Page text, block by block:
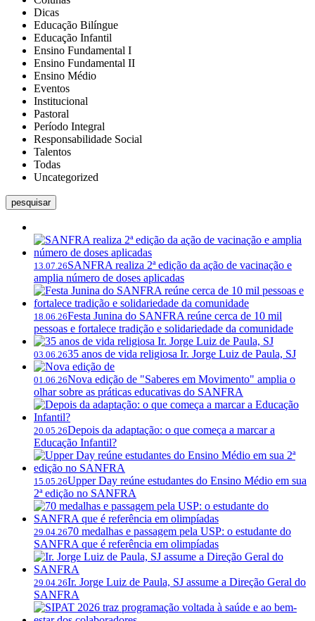
Dicas
Educação Bilíngue
Educação Infantil
Ensino Fundamental I
Ensino Fundamental II
Ensino Médio
Eventos
Institucional
Pastoral
Período Integral
Responsabilidade Social
Talentos
Todas
Uncategorized
pesquisar
13.07.26SANFRA realiza 2ª edição da ação de vacinação e
amplia número de doses aplicadas
18.06.26Festa Junina do SANFRA reúne cerca de 10 mil
pessoas e fortalece tradição e solidariedade da comunidade
03.06.2635 anos de vida religiosa Ir. Jorge Luiz de Paula, SJ
01.06.26Nova edição de "Saberes em Movimento" amplia o
olhar sobre as práticas educativas do SANFRA
20.05.26Depois da adaptação: o que começa a marcar a
Educação Infantil?
15.05.26Upper Day reúne estudantes do Ensino Médio em sua
2ª edição no SANFRA
29.04.2670 medalhas e passagem pela USP: o estudante do
SANFRA que é referência em olimpíadas
29.04.26Ir. Jorge Luiz de Paula, SJ assume a Direção Geral do
SANFRA